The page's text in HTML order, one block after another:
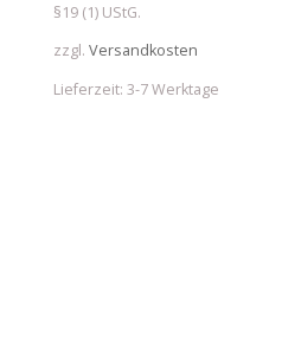
§19 (1) UStG.
zzgl. Versandkosten
Lieferzeit: 3-7 Werktage